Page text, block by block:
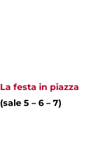
La festa in piazza
(sale 5 – 6 – 7)